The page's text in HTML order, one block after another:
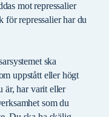
mot repressalier
för repressalier har du
ska
uppstått eller högt
är, har varit eller
som du